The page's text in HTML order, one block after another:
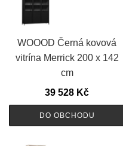
WOOOD Černá kovová
vitrína Merrick 200 x 142
cm
39 528 Kč
DO OBCHODU